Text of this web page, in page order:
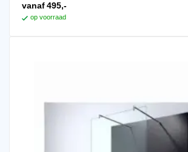
vanaf 495,-
op voorraad